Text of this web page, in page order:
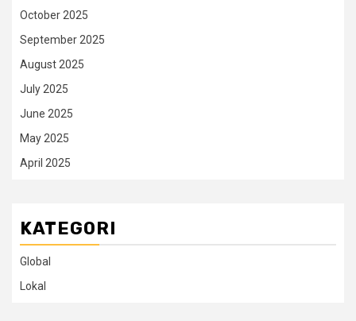
October 2025
September 2025
August 2025
July 2025
June 2025
May 2025
April 2025
KATEGORI
Global
Lokal